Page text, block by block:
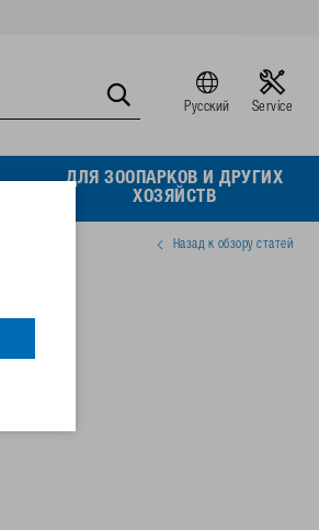
Русский Service
ДЛЯ ЗООПАРКОВ И ДРУГИХ
ХОЗЯЙСТВ
Назад к обзору статей